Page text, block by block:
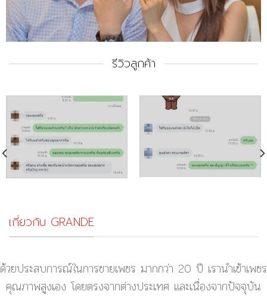
รีวิวลูกค้า
เกี่ยวกับ GRANDE
ด้วยประสบการณ์ในการขายเพชร มากกว่า 20 ปี เรานำเข้าเพชร
คุณภาพสูงเอง โดยตรงจากต่างประเทศ และเนื่องจากปัจจุบัน